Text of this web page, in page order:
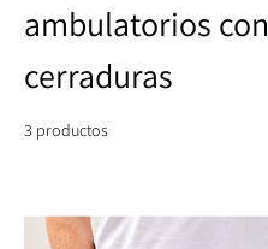
ambulatorios con
cerraduras
3 productos